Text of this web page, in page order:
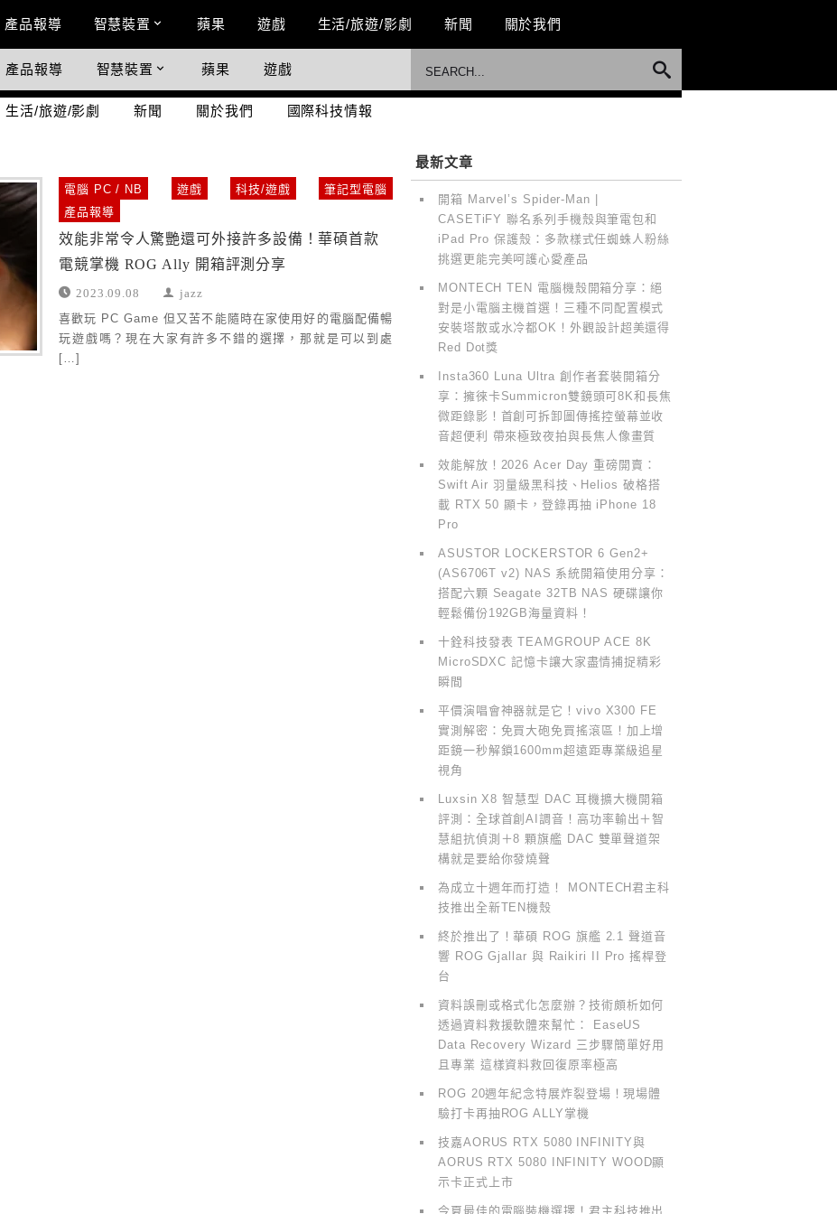
Main Menu
產品報導 智慧裝置 蘋果 遊戲 生活/旅遊/影劇 新聞 關於我們
國際科技情報
產品報導 智慧裝置 蘋果 遊戲
生活/旅遊/影劇 新聞 關於我們 國際科技情報
電腦 PC / NB 遊戲 科技/遊戲
筆記型電腦
產品報導
效能非常令人驚艷還可外接許多設備！華碩首款
電競掌機 ROG Ally 開箱評測分享
2023.09.08 jazz
喜歡玩 PC Game 但又苦不能隨時在家使用好的電腦配備暢
玩遊戲嗎？現在大家有許多不錯的選擇，那就是可以到處
[…]
最新文章
開箱 Marvel’s Spider-Man |
CASETiFY 聯名系列手機殼與筆電包和
iPad Pro 保護殼：多款樣式任蜘蛛人粉絲
挑選更能完美呵護心愛產品
MONTECH TEN 電腦機殼開箱分享：絕
對是小電腦主機首選！三種不同配置模式
安裝塔散或水冷都OK！外觀設計超美還得
Red Dot獎
Insta360 Luna Ultra 創作者套裝開箱分
享：擁徠卡Summicron雙鏡頭可8K和長焦
微距錄影！首創可拆卸圖傳搖控螢幕並收
音超便利 帶來極致夜拍與長焦人像畫質
效能解放！2026 Acer Day 重磅開賣：
Swift Air 羽量級黑科技、Helios 破格搭
載 RTX 50 顯卡，登錄再抽 iPhone 18
Pro
ASUSTOR LOCKERSTOR 6 Gen2+
(AS6706T v2) NAS 系統開箱使用分享：
搭配六顆 Seagate 32TB NAS 硬碟讓你
輕鬆備份192GB海量資料！
十銓科技發表 TEAMGROUP ACE 8K
MicroSDXC 記憶卡讓大家盡情捕捉精彩
瞬間
平價演唱會神器就是它！vivo X300 FE
實測解密：免買大砲免買搖滾區！加上增
距鏡一秒解鎖1600mm超遠距專業級追星
視角
Luxsin X8 智慧型 DAC 耳機擴大機開箱
評測：全球首創AI調音！高功率輸出＋智
慧組抗偵測＋8 顆旗艦 DAC 雙單聲道架
構就是要給你發燒聲
為成立十週年而打造！ MONTECH君主科
技推出全新TEN機殼
終於推出了！華碩 ROG 旗艦 2.1 聲道音
響 ROG Gjallar 與 Raikiri II Pro 搖桿登
台
資料誤刪或格式化怎麼辦？技術頗析如何
透過資料救援軟體來幫忙： EaseUS
Data Recovery Wizard 三步驟簡單好用
且專業 這樣資料救回復原率極高
ROG 20週年紀念特展炸裂登場！現場體
驗打卡再抽ROG ALLY掌機
技嘉AORUS RTX 5080 INFINITY與
AORUS RTX 5080 INFINITY WOOD顯
示卡正式上市
今夏最佳的電腦裝機選擇！君主科技推出